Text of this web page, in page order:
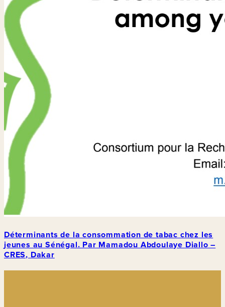
Déterminants de la consommation de tabac chez les
jeunes au Sénégal. Par Mamadou Abdoulaye Diallo –
CRES, Dakar